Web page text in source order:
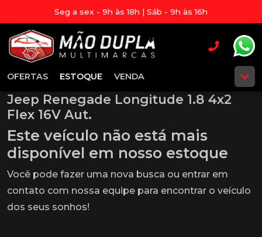
Seg a sex - 9h às 18h | Sáb - 9h às 16h
OFERTAS ESTOQUE VENDA
Jeep Renegade Longitude 1.8 4x2
Flex 16V Aut.
Este veículo não está mais
disponível em nosso estoque
Você pode fazer uma nova busca ou entrar em
contato com nossa equipe para encontrar o veículo
dos seus sonhos!